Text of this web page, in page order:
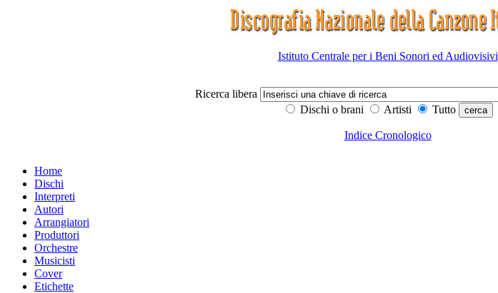
Istituto Centrale per i Beni Sonori ed Audiovisivi
Ricerca libera
Dischi o brani
Artisti Tutto
Indice Cronologico
Home
Dischi
Interpreti
Autori
Arrangiatori
Produttori
Orchestre
Musicisti
Cover
Etichette